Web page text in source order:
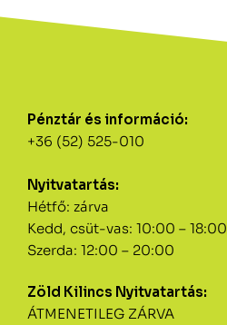
Pénztár és információ:
+36 (52) 525-010
Nyitvatartás:
Hétfő: zárva
Kedd, csüt-vas: 10:00 – 18:00
Szerda: 12:00 – 20:00
Zöld Kilincs Nyitvatartás:
ÁTMENETILEG ZÁRVA